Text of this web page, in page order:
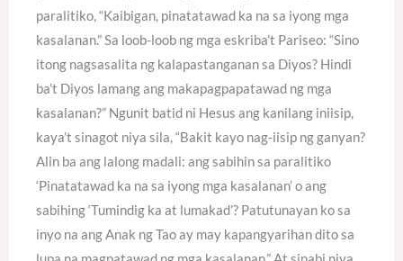
paralitiko, “Kaibigan, pinatatawad ka na sa iyong mga
kasalanan.” Sa loob-loob ng mga eskriba’t Pariseo: “Sino
itong nagsasalita ng kalapastanganan sa Diyos? Hindi
ba’t Diyos lamang ang makapagpapatawad ng mga
kasalanan?” Ngunit batid ni Hesus ang kanilang iniisip,
kaya’t sinagot niya sila, “Bakit kayo nag-iisip ng ganyan?
Alin ba ang lalong madali: ang sabihin sa paralitiko
‘Pinatatawad ka na sa iyong mga kasalanan’ o ang
sabihing ‘Tumindig ka at lumakad’? Patutunayan ko sa
inyo na ang Anak ng Tao ay may kapangyarihan dito sa